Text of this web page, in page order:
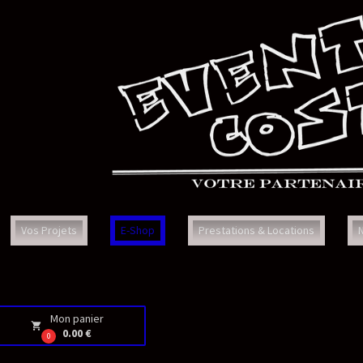
Prestations & Locations Nous Contacter Faq